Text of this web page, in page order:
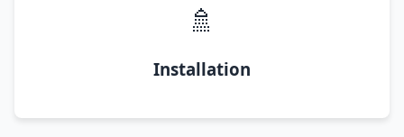
🚿
Installation